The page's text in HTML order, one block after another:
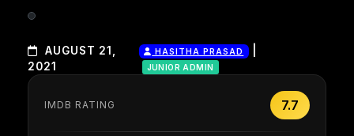
AUGUST 21,
2021
HASITHA PRASAD |
JUNIOR ADMIN
IMDB RATING 7.7